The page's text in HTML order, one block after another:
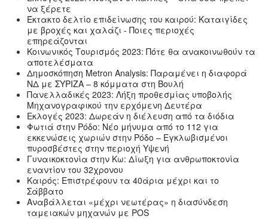
να ξέρετε
Έκτακτο δελτίο επιδείνωσης του καιρού: Καταιγίδες
με βροχές και χαλάζι - Ποιες περιοχές
επηρεάζονται
Κοινωνικός Τουρισμός 2023: Πότε θα ανακοινωθούν τα
αποτελέσματα
Δημοσκόπηση Metron Analysis: Παραμένει η διαφορά
ΝΔ με ΣΥΡΙΖΑ – 8 κόμματα στη Βουλή
Πανελλαδικές 2023: Λήξη προθεσμίας υποβολής
Μηχανογραφικού την ερχόμενη Δευτέρα
Εκλογές 2023: Δωρεάν η διέλευση από τα διόδια
Φωτιά στην Ρόδο: Νέο μήνυμα από το 112 για
εκκενώσεις χωριών στην Ρόδο – Εγκλωβισμένοι
πυροσβέστες στην περιοχή Υψενή
Γυναικοκτονία στην Κω: Δίωξη για ανθρωποκτονία
εναντίον του 32χρονου
Καιρός: Επιστρέφουν τα 40άρια μέχρι και το
Σάββατο
Αναβάλλεται «μέχρι νεωτέρας» η διασύνδεση
ταμειακών μηχανών με POS